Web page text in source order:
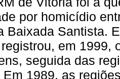
por homicídio
Baixada Santista.
em 1999,
seguida das
Em 1989, as